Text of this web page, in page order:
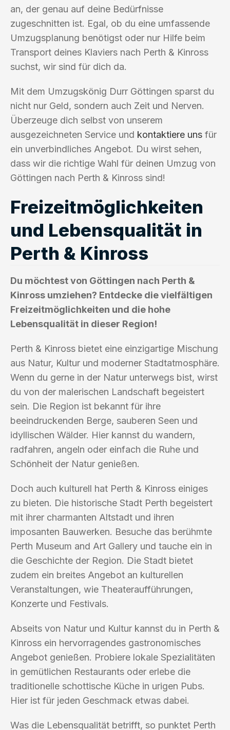
an, der genau auf deine Bedürfnisse
zugeschnitten ist. Egal, ob du eine umfassende
Umzugsplanung benötigst oder nur Hilfe beim
Transport deines Klaviers nach Perth & Kinross
suchst, wir sind für dich da.
Mit dem Umzugskönig Durr Göttingen sparst du
nicht nur Geld, sondern auch Zeit und Nerven.
Überzeuge dich selbst von unserem
ausgezeichneten Service und kontaktiere uns für
ein unverbindliches Angebot. Du wirst sehen,
dass wir die richtige Wahl für deinen Umzug von
Göttingen nach Perth & Kinross sind!
Freizeitmöglichkeiten
und Lebensqualität in
Perth & Kinross
Du möchtest von Göttingen nach Perth &
Kinross umziehen? Entdecke die vielfältigen
Freizeitmöglichkeiten und die hohe
Lebensqualität in dieser Region!
Perth & Kinross bietet eine einzigartige Mischung
aus Natur, Kultur und moderner Stadtatmosphäre.
Wenn du gerne in der Natur unterwegs bist, wirst
du von der malerischen Landschaft begeistert
sein. Die Region ist bekannt für ihre
beeindruckenden Berge, sauberen Seen und
idyllischen Wälder. Hier kannst du wandern,
radfahren, angeln oder einfach die Ruhe und
Schönheit der Natur genießen.
Doch auch kulturell hat Perth & Kinross einiges
zu bieten. Die historische Stadt Perth begeistert
mit ihrer charmanten Altstadt und ihren
imposanten Bauwerken. Besuche das berühmte
Perth Museum and Art Gallery und tauche ein in
die Geschichte der Region. Die Stadt bietet
zudem ein breites Angebot an kulturellen
Veranstaltungen, wie Theateraufführungen,
Konzerte und Festivals.
Abseits von Natur und Kultur kannst du in Perth &
Kinross ein hervorragendes gastronomisches
Angebot genießen. Probiere lokale Spezialitäten
in gemütlichen Restaurants oder erlebe die
traditionelle schottische Küche in urigen Pubs.
Hier ist für jeden Geschmack etwas dabei.
Was die Lebensqualität betrifft, so punktet Perth